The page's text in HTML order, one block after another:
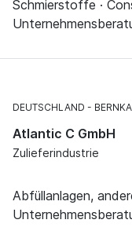
Schmierstoffe ·
DEUTSCHLAND
Atlantic C GmbH
Zulieferindustrie
Abfüllanlagen,